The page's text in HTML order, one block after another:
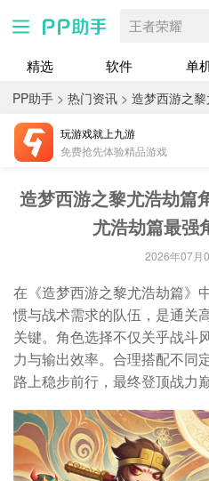
王者荣耀
精选 软件 单
PP助手 > 热门资讯 > 造梦西游之黎尤浩劫
玩游戏就上九游
免费抢先体验精品游戏
造梦西游之黎尤浩劫篇
尤浩劫篇最强
2026年07月
在《造梦西游之黎尤浩劫篇》
惯与战术需求的队伍，是通关
关键。角色选择不仅关乎战斗
力与输出效率。合理搭配不同
路上稳步前行，最终登顶战力巅